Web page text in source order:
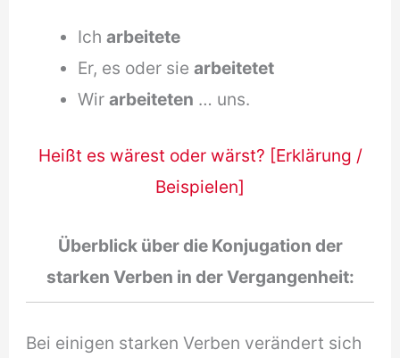
Ich arbeitete
Er, es oder sie arbeitetet
Wir arbeiteten … uns.
Heißt es wärest oder wärst? [Erklärung /
Beispielen]
Überblick über die Konjugation der
starken Verben in der Vergangenheit:
Bei einigen starken Verben verändert sich